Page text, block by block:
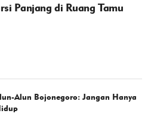
Panjang di Ruang Tamu
Alun Bojonegoro: Jangan Hanya